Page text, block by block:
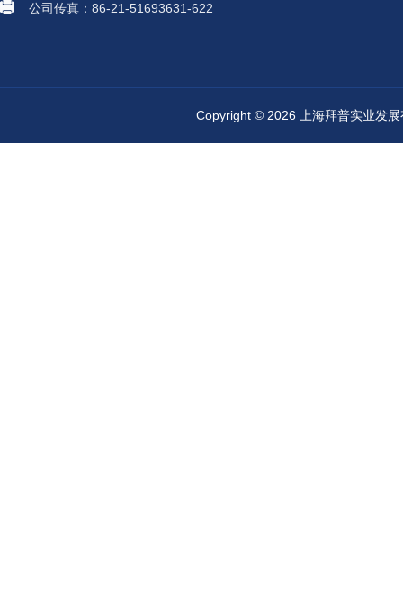
公司传真：86-21-51693631-622
Copyright © 2026 上海拜普实业发